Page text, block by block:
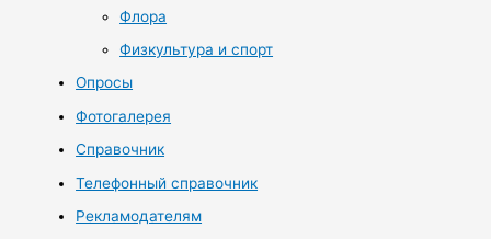
Флора
Физкультура и спорт
Опросы
Фотогалерея
Справочник
Телефонный справочник
Рекламодателям